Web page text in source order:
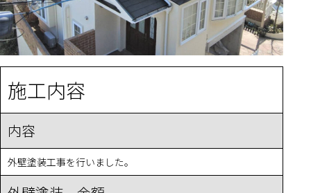
施工内容
内容
外壁塗装工事を行いました。